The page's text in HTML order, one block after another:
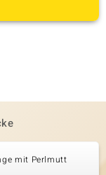
mit Perlmutt